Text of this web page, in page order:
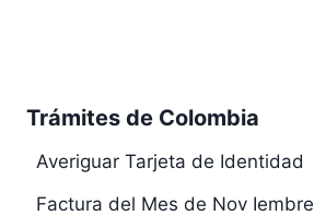
Trámites de Colombia
Averiguar Tarjeta de Identidad
Factura del Mes de Nov Iembre